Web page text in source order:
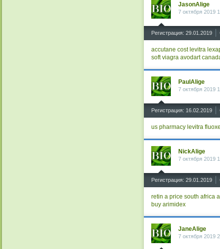
JasonAlige
7 октября 2019
Регистрация: 29.01.2019
accutane cost levitra
soft viagra avodart
PaulAlige
7 октября 2019
Регистрация: 16.02.2019
us pharmacy levitra
NickAlige
7 октября 2019
Регистрация: 29.01.2019
retin a price south africa
buy arimidex
JaneAlige
7 октября 2019